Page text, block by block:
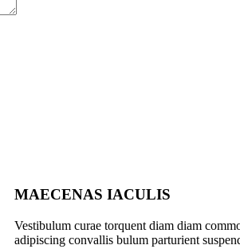
MAECENAS IACULIS
Vestibulum curae torquent diam diam
adipiscing convallis bulum parturient